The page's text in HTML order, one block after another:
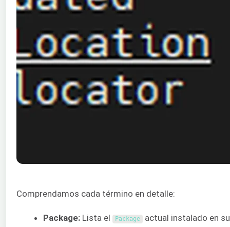
Comprendamos cada término en detalle:
Package: Lista el Package actual instalado en